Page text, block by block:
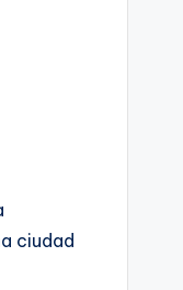
ciudad